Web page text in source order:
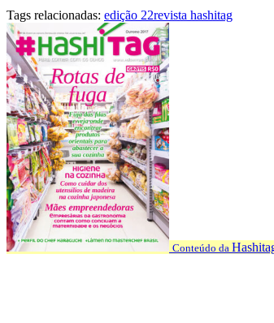
Tags relacionadas: edição 22revista hashitag
Conteúdo da